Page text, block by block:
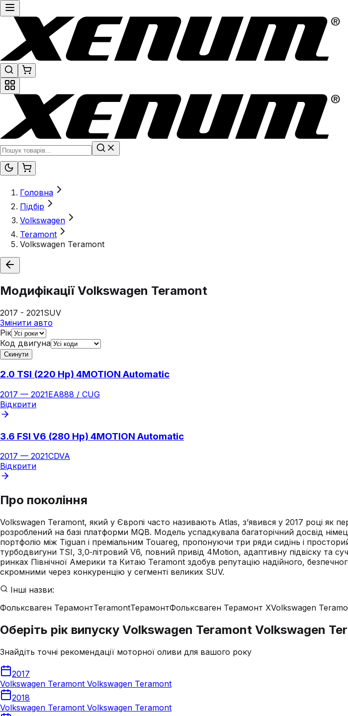
Головна
Підбір
Volkswagen
Teramont
Volkswagen Teramont
МодифікаціїVolkswagen Teramont
2017 - 2021SUV
Змінити авто
Рік
Код двигуна
Скинути
2.0 TSI (220 Hp) 4MOTION Automatic
2017 — 2021EA888 / CUG
Відкрити
3.6 FSI V6 (280 Hp) 4MOTION Automatic
2017 — 2021CDVA
Відкрити
Про покоління
Volkswagen Teramont, який у Європі часто називають Atlas, з’явився у 2017 році як
розроблений на базі платформи MQB. Модель успадкувала багаторічний досвід
портфоліо між Tiguan і преміальним Touareg, пропонуючи три ряди сидінь і
турбодвигуни TSI, 3,0‑літровий V6, повний привід 4Motion, адаптивну підвіску та
ринках Північної Америки та Китаю Teramont здобув репутацію надійного,
скромними через конкуренцію у сегменті великих SUV.
Інші назви:
Фольксваген ТерамонтTeramontТерамонтФольксваген Терамонт XVolkswagen
Оберіть рік випуску Volkswagen Teramont Volkswagen
Знайдіть точні рекомендації моторної оливи для вашого року
2017
Volkswagen Teramont Volkswagen Teramont
2018
Volkswagen Teramont Volkswagen Teramont